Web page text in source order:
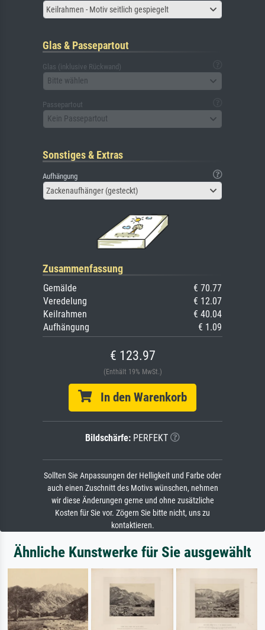
Keilrahmen - Motiv seitlich gespiegelt
Glas & Passepartout
Glas (inklusive Rückwand)
Bitte wählen
Passepartout
Kein Passepartout
Sonstiges & Extras
Aufhängung
Zackenaufhänger (gesteckt)
Zusammenfassung
Gemälde
€ 70.77
Veredelung
€ 12.07
Keilrahmen
€ 40.04
Aufhängung
€ 1.09
€ 123.97
(Enthält 19% MwSt.)
In den Warenkorb
Bildschärfe: PERFEKT
Sollten Sie Anpassungen der Helligkeit und Farbe oder
auch einen Zuschnitt des Motivs wünschen, nehmen
wir diese Änderungen gerne und ohne zusätzliche
Kosten für Sie vor. Zögern Sie bitte nicht, uns zu
kontaktieren.
Ähnliche Kunstwerke für Sie ausgewählt